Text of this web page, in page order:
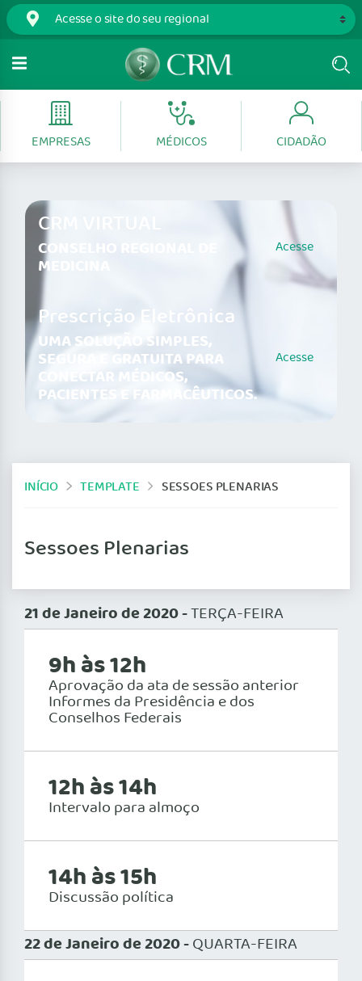
EMPRESAS MÉDICOS CIDADÃO
CRM VIRTUAL
CONSELHO REGIONAL DE
MEDICINA
Acesse
Prescrição Eletrônica
UMA SOLUÇÃO SIMPLES,
SEGURA E GRATUITA PARA
CONECTAR MÉDICOS,
PACIENTES E FARMACÊUTICOS.
Acesse
INÍCIO TEMPLATE SESSOES PLENARIAS
Sessoes Plenarias
21 de Janeiro de 2020 -TERÇA-FEIRA
9h às 12h
Aprovação da ata de sessão anterior
Informes da Presidência e dos
Conselhos Federais
12h às 14h
Intervalo para almoço
14h às 15h
Discussão política
22 de Janeiro de 2020 -QUARTA-FEIRA